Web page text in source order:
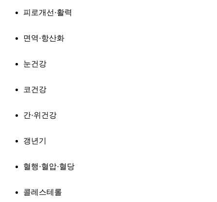
피로개선·활력
면역·항산화
눈건강
코건강
간·위건강
갱년기
혈행·혈압·혈당
콜레스테롤